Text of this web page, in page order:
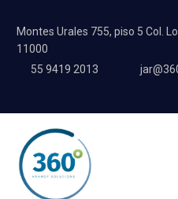
Montes Urales 755, piso 5 Col.
11000
55 9419 2013